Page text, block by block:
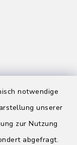
notwendige
unserer
zur Nutzung
abgefragt.